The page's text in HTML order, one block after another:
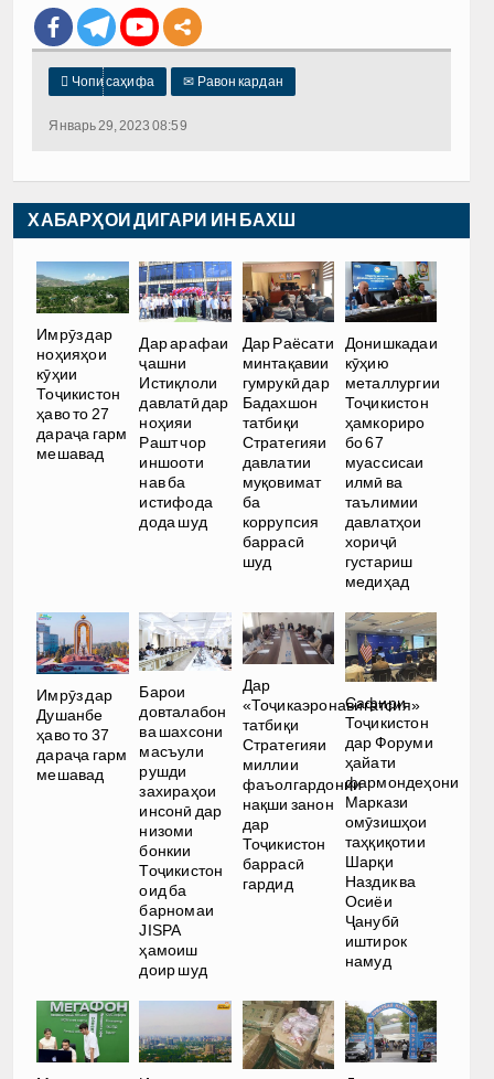
 Чопи саҳифа ✉ Равон кардан
Январь 29, 2023 08:59
ХАБАРҲОИ ДИГАРИ ИН БАХШ
Имрӯз дар
ноҳияҳои
кӯҳии
Тоҷикистон
ҳаво то 27
дараҷа гарм
мешавад
Дар арафаи
ҷашни
Истиқлоли
давлатӣ дар
ноҳияи
Рашт чор
иншооти
нав ба
истифода
дода шуд
Дар Раёсати
минтақавии
гумрукӣ дар
Бадахшон
татбиқи
Стратегияи
давлатии
муқовимат
ба
коррупсия
баррасӣ
шуд
Донишкадаи
кӯҳию
металлургии
Тоҷикистон
ҳамкориро
бо 67
муассисаи
илмӣ ва
таълимии
давлатҳои
хориҷӣ
густариш
медиҳад
Имрӯз дар
Душанбе
ҳаво то 37
дараҷа гарм
мешавад
Барои
довталабон
ва шахсони
масъули
рушди
захираҳои
инсонӣ дар
низоми
бонкии
Тоҷикистон
оид ба
барномаи
JISPA
ҳамоиш
доир шуд
Дар
«Тоҷикаэронавигатсия»
татбиқи
Стратегияи
миллии
фаъолгардонии
нақши занон
дар
Тоҷикистон
баррасӣ
гардид
Сафири
Тоҷикистон
дар Форуми
ҳайати
фармондеҳони
Маркази
омӯзишҳои
таҳқиқотии
Шарқи
Наздик ва
Осиёи
Ҷанубӣ
иштирок
намуд